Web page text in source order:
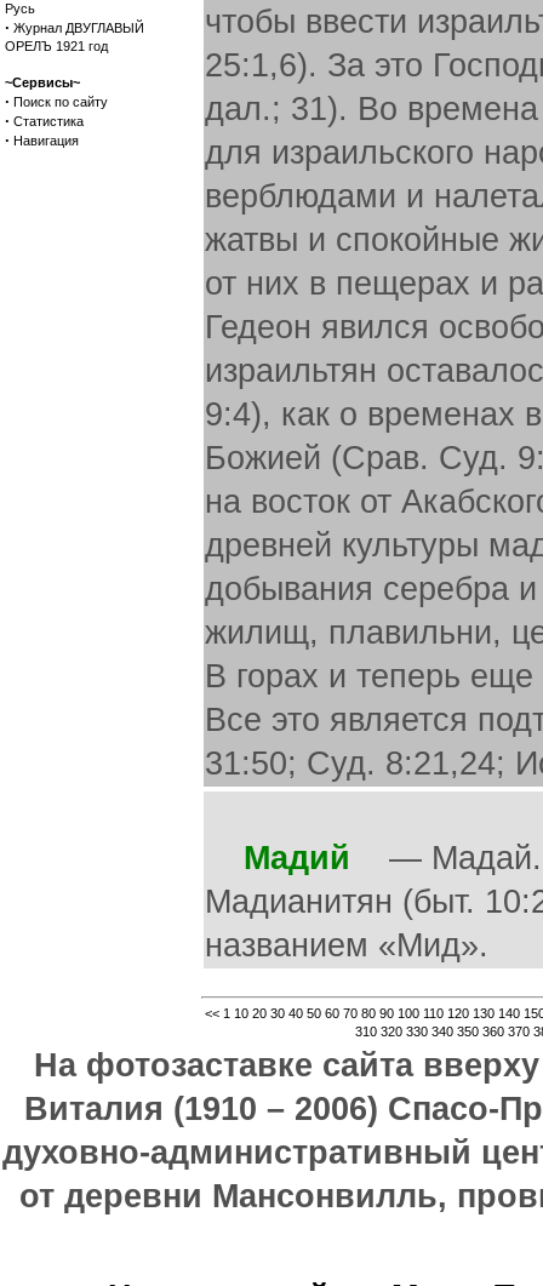
Русь
· Журнал ДВУГЛАВЫЙ
ОРЕЛЪ 1921 год
~Сервисы~
· Поиск по сайту
· Статистика
· Навигация
чтобы ввести
25:1,6). За это
дал.; 31). Во
для израильского
верблюдами и
жатвы и спокойные
от них в пещерах и
Гедеон явился
израильтян
9:4), как о временах
Божией (Срав. Суд.
на восток от
древней культуры
добывания серебра
жилищ, плавильни,
В горах и теперь
Все это является
31:50; Суд. 8:21,24;
Мадий — Мадай.
Мадианитян (быт.
названием «Мид».
<< 1 10 20 30 40 50 60 70 80 90 100 110 120 130 140
310 320 330 340 350 360 370
На фотозаставке сайта
Виталия (1910 – 2006) Спасо-
духовно-административный
от деревни Мансонвилль,